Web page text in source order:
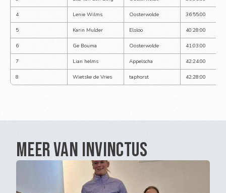
4 Lenie Wilms Oosterwolde 36:55:00
5 Karin Mulder Elsloo 40:28:00
6 Ge Bouma Oosterwolde 41:03:00
7 Lian helms Appelscha 42:24:00
8 Wietske de Vries taphorst 42:28:00
Meer van Invinctus